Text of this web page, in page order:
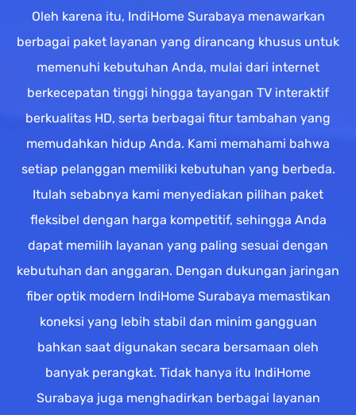
Oleh karena itu, IndiHome Surabaya menawarkan
berbagai paket layanan yang dirancang khusus untuk
memenuhi kebutuhan Anda, mulai dari internet
berkecepatan tinggi hingga tayangan TV interaktif
berkualitas HD, serta berbagai fitur tambahan yang
memudahkan hidup Anda. Kami memahami bahwa
setiap pelanggan memiliki kebutuhan yang berbeda.
Itulah sebabnya kami menyediakan pilihan paket
fleksibel dengan harga kompetitif, sehingga Anda
dapat memilih layanan yang paling sesuai dengan
kebutuhan dan anggaran. Dengan dukungan jaringan
fiber optik modern IndiHome Surabaya memastikan
koneksi yang lebih stabil dan minim gangguan
bahkan saat digunakan secara bersamaan oleh
banyak perangkat. Tidak hanya itu IndiHome
Surabaya juga menghadirkan berbagai layanan